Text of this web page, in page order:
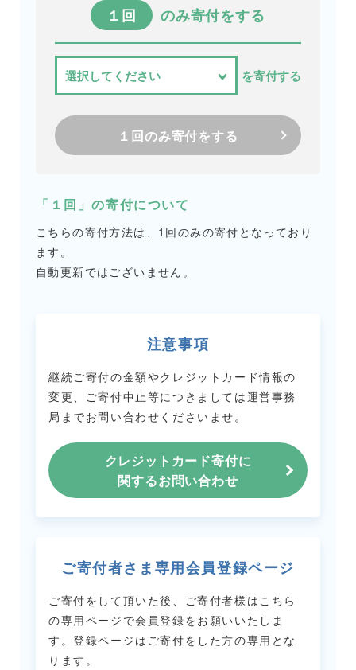
１回 のみ寄付をする
を寄付する
１回のみ寄付をする
「１回」の寄付について
こちらの寄付方法は、1回のみの寄付となっており
ます。
自動更新ではございません。
注意事項
継続ご寄付の金額やクレジットカード情報の
変更、ご寄付中止等につきましては運営事務
局までお問い合わせくださいませ。
クレジットカード寄付に
関するお問い合わせ
ご寄付者さま専用会員登録ページ
ご寄付をして頂いた後、ご寄付者様はこちら
の専用ページで会員登録をお願いいたしま
す。登録ページはご寄付をした方の専用とな
ります。